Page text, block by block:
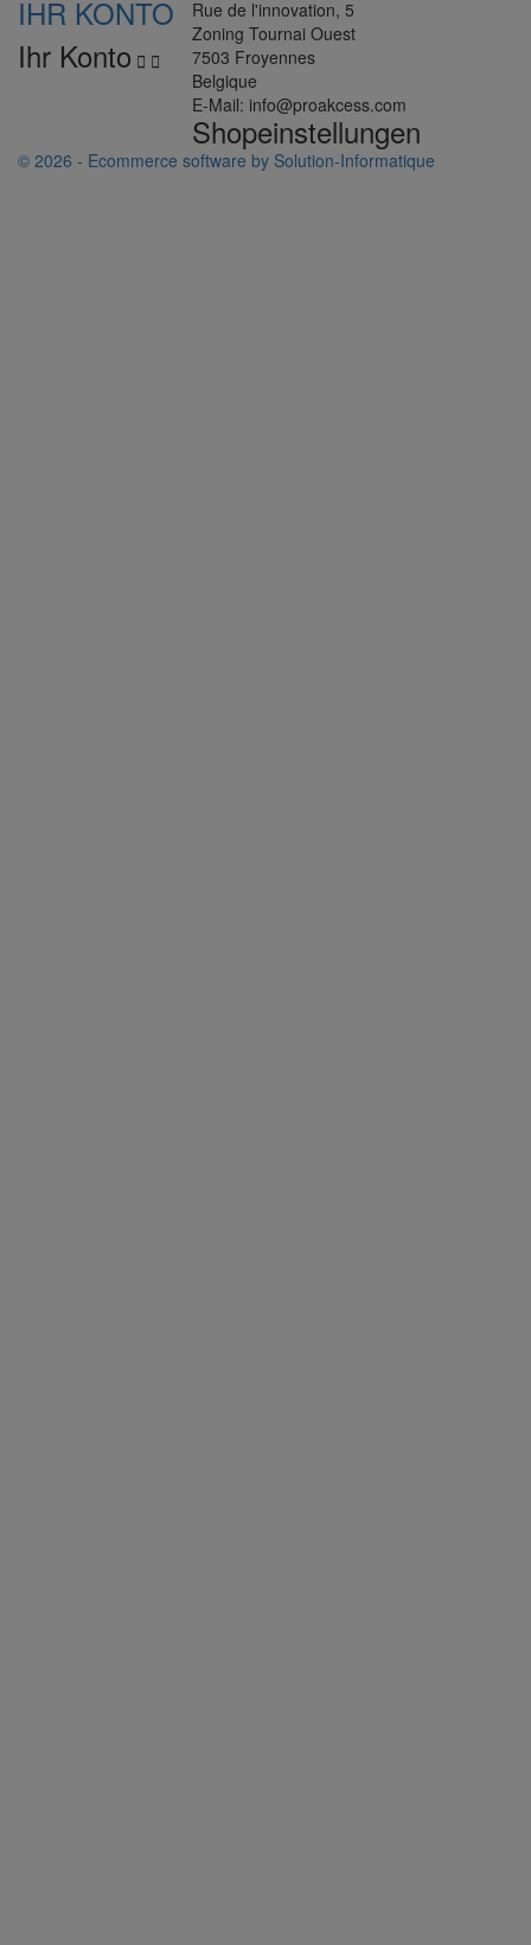
IHR KONTO
Ihr Konto  
Rue de l'innovation, 5
Zoning Tournai Ouest
7503 Froyennes
Belgique
E-Mail: info@proakcess.com
Shopeinstellungen
© 2026 - Ecommerce software by Solution-Informatique